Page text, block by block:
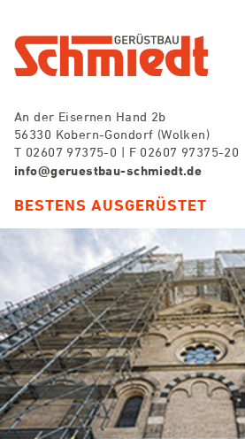
An der Eisernen Hand 2b
56330 Kobern-Gondorf (Wolken)
T 02607 97375-0 | F 02607 97375-20
info@geruestbau-schmiedt.de
BESTENS AUSGERÜSTET